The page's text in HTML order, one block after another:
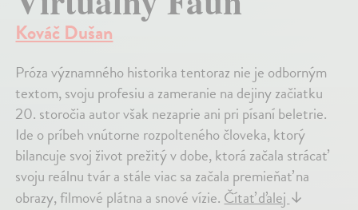
Kováč Dušan
Próza významného historika tentoraz nie je odborným
textom, svoju profesiu a zameranie na dejiny začiatku
20. storočia autor však nezaprie ani pri písaní beletrie.
Ide o príbeh vnútorne rozpolteného človeka, ktorý
bilancuje svoj život prežitý v dobe, ktorá začala strácať
svoju reálnu tvár a stále viac sa začala premieňať na
obrazy, filmové plátna a snové vízie.Čítať ďalej↓